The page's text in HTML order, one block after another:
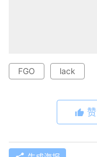
FGO lack
赞